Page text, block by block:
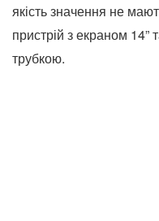
якість значення не
пристрій з екраном
трубкою.